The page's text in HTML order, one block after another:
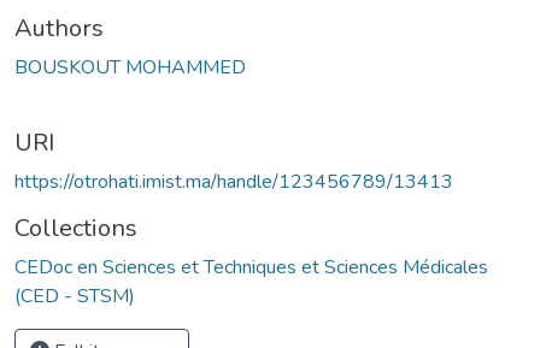
Authors
BOUSKOUT MOHAMMED
URI
https://otrohati.imist.ma/handle/123456789/13413
Collections
CEDoc en Sciences et Techniques et Sciences Médicales
(CED - STSM)